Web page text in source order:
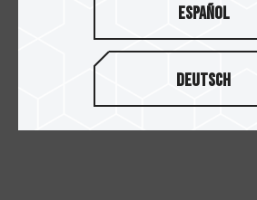
回到列表
Español
Deutsch